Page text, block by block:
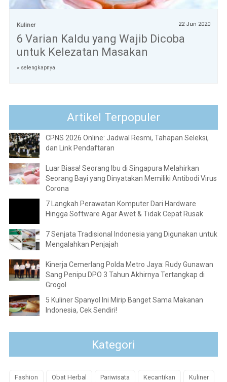
Kuliner 22 Jun 2020
6 Varian Kaldu yang Wajib Dicoba
untuk Kelezatan Masakan
» selengkapnya
Artikel Terpopuler
CPNS 2026 Online: Jadwal Resmi, Tahapan Seleksi,
dan Link Pendaftaran
Luar Biasa! Seorang Ibu di Singapura Melahirkan
Seorang Bayi yang Dinyatakan Memiliki Antibodi Virus
Corona
7 Langkah Perawatan Komputer Dari Hardware
Hingga Software Agar Awet & Tidak Cepat Rusak
7 Senjata Tradisional Indonesia yang Digunakan untuk
Mengalahkan Penjajah
Kinerja Cemerlang Polda Metro Jaya: Rudy Gunawan
Sang Penipu DPO 3 Tahun Akhirnya Tertangkap di
Grogol
5 Kuliner Spanyol Ini Mirip Banget Sama Makanan
Indonesia, Cek Sendiri!
Kategori
Fashion Obat Herbal Pariwisata Kecantikan Kuliner